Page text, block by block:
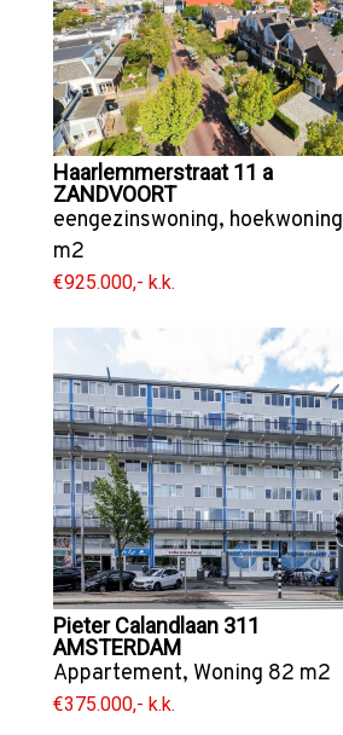
Haarlemmerstraat 11 a
ZANDVOORT
eengezinswoning, hoekwoning
m2
€925.000,- k.k.
Pieter Calandlaan 311
AMSTERDAM
Appartement, Woning 82 m2
€375.000,- k.k.